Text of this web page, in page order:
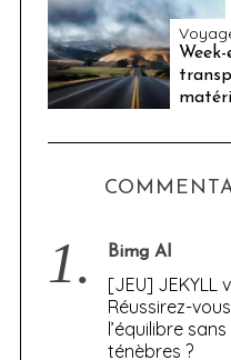
1. Bimg AI
[JEU] JEKYLL
Réussirez-
l’équilibre
ténèbres ?